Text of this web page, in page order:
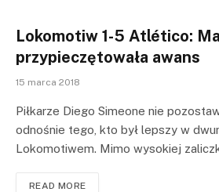
Lokomotiw 1-5 Atlético:
przypieczętowała awans
15 marca 2018
Piłkarze Diego Simeone nie
odnośnie tego, kto był lepszy w
Lokomotiwem. Mimo wysokiej
READ MORE